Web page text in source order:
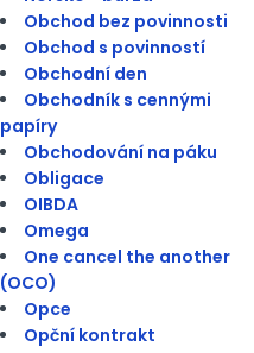
Obchod bez povinnosti
Obchod s povinností
Obchodní den
Obchodník s cennými
papíry
Obchodování na páku
Obligace
OIBDA
Omega
One cancel the another
(OCO)
Opce
Opční kontrakt